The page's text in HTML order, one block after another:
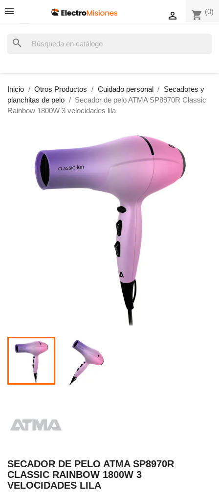
shopping_cart (0)

search
Inicio Otros Productos Cuidado personal
Secadores y
planchitas de pelo
Secador de pelo ATMA SP8970R Classic
Rainbow 1800W 3 velocidades lila
SECADOR DE PELO ATMA SP8970R
CLASSIC RAINBOW 1800W 3
VELOCIDADES LILA